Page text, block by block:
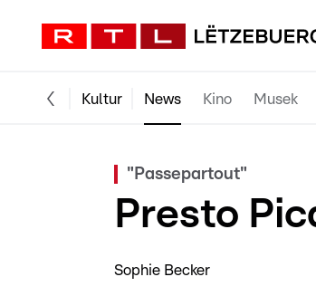
Kultur News Kino Musek
"Passepartout"
Presto
Sophie Becker